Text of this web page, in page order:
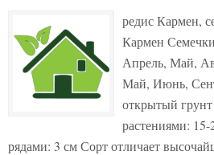
редис Кармен,
Кармен
Апрель, Май,
Май, Июнь,
открытый
растениями:
рядами: 3 см Сорт отличает